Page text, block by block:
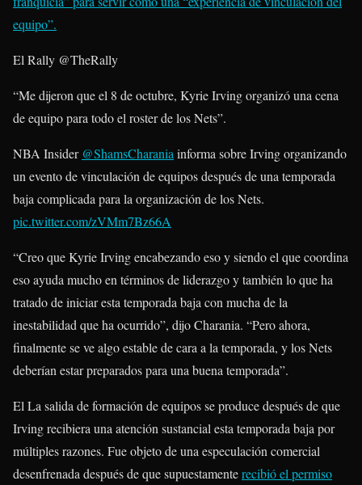
equipo”.
El Rally @TheRally
“Me dijeron que el 8 de octubre, Kyrie Irving organizó una cena
de equipo para todo el roster de los Nets”.
NBA Insider @ShamsCharaniainforma sobre Irving organizando
un evento de vinculación de equipos después de una temporada
baja complicada para la organización de los Nets.
pic.twitter.com/zVMm7Bz66A
“Creo que Kyrie Irving encabezando eso y siendo el que coordina
eso ayuda mucho en términos de liderazgo y también lo que ha
tratado de iniciar esta temporada baja con mucha de la
inestabilidad que ha ocurrido”, dijo Charania. “Pero ahora,
finalmente se ve algo estable de cara a la temporada, y los Nets
deberían estar preparados para una buena temporada”.
El La salida de formación de equipos se produce después de que
Irving recibiera una atención sustancial esta temporada baja por
múltiples razones. Fue objeto de una especulación comercial
desenfrenada después de que supuestamenterecibió el permiso